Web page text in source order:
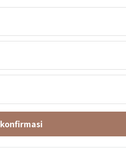
konfirmasi